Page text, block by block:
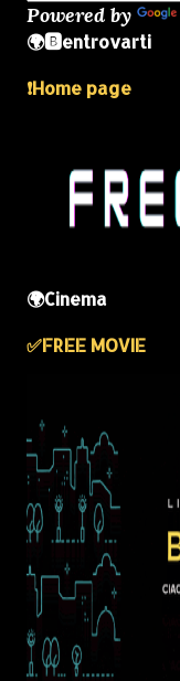
Powered by
🌍🅱️entrovarti
❗️Home page
🌍Cinema
✅️FREE MOVIE